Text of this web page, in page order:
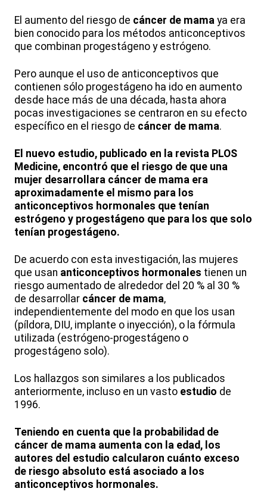
El aumento del riesgo de cáncer de mama ya era
bien conocido para los métodos anticonceptivos
que combinan progestágeno y estrógeno.
Pero aunque el uso de anticonceptivos que
contienen sólo progestágeno ha ido en aumento
desde hace más de una década, hasta ahora
pocas investigaciones se centraron en su efecto
específico en el riesgo de cáncer de mama.
El nuevo estudio, publicado en la revista PLOS
Medicine, encontró que el riesgo de que una
mujer desarrollara cáncer de mama era
aproximadamente el mismo para los
anticonceptivos hormonales que tenían
estrógeno y progestágeno que para los que solo
tenían progestágeno.
De acuerdo con esta investigación, las mujeres
que usan anticonceptivos hormonales tienen un
riesgo aumentado de alrededor del 20 % al 30 %
de desarrollar cáncer de mama,
independientemente del modo en que los usan
(píldora, DIU, implante o inyección), o la fórmula
utilizada (estrógeno-progestágeno o
progestágeno solo).
Los hallazgos son similares a los publicados
anteriormente, incluso en un vasto estudio de
1996.
Teniendo en cuenta que la probabilidad de
cáncer de mama aumenta con la edad, los
autores del estudio calcularon cuánto exceso
de riesgo absoluto está asociado a los
anticonceptivos hormonales.